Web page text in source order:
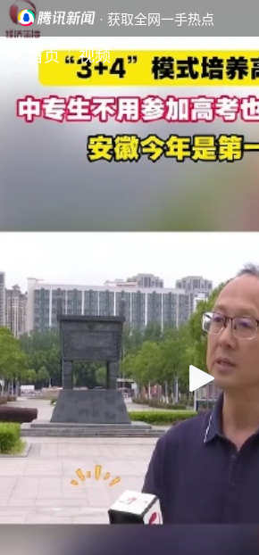
· 获取全网一手热点
首页 视频